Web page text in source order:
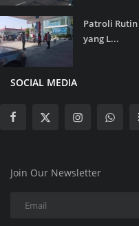
Patroli
yang L...
SOCIAL MEDIA
Join Our Newsletter